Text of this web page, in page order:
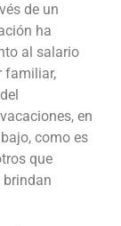
de un
ha
al salario
familiar,
en
como es
que
brindan